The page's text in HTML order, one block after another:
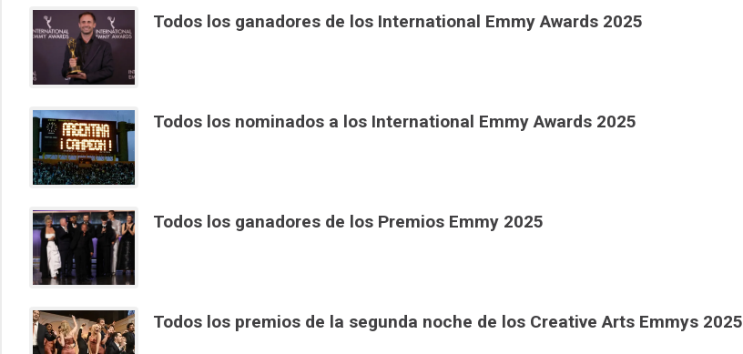
Todos los ganadores de los International Emmy Awards 2025
Todos los nominados a los International Emmy Awards 2025
Todos los ganadores de los Premios Emmy 2025
Todos los premios de la segunda noche de los Creative Arts Emmys 2025